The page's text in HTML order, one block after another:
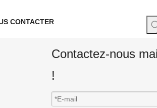
CONTACTER
Contactez-nous
!